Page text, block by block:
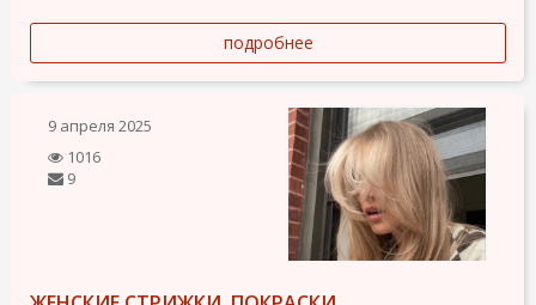
подробнее
9 апреля 2025
1016
9